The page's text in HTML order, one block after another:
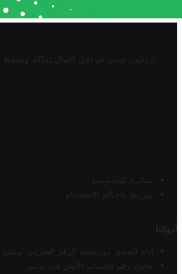
تروفيت تونس هو دليل أعمال تملكه وتحتفظ
سياسة الخصوصية
شروط وأحكام الاستخدام
أدواتنا
أداة التحقق من صحة الرقم الضريبي تونس
محول رقم الحساب الآيبان في تونس